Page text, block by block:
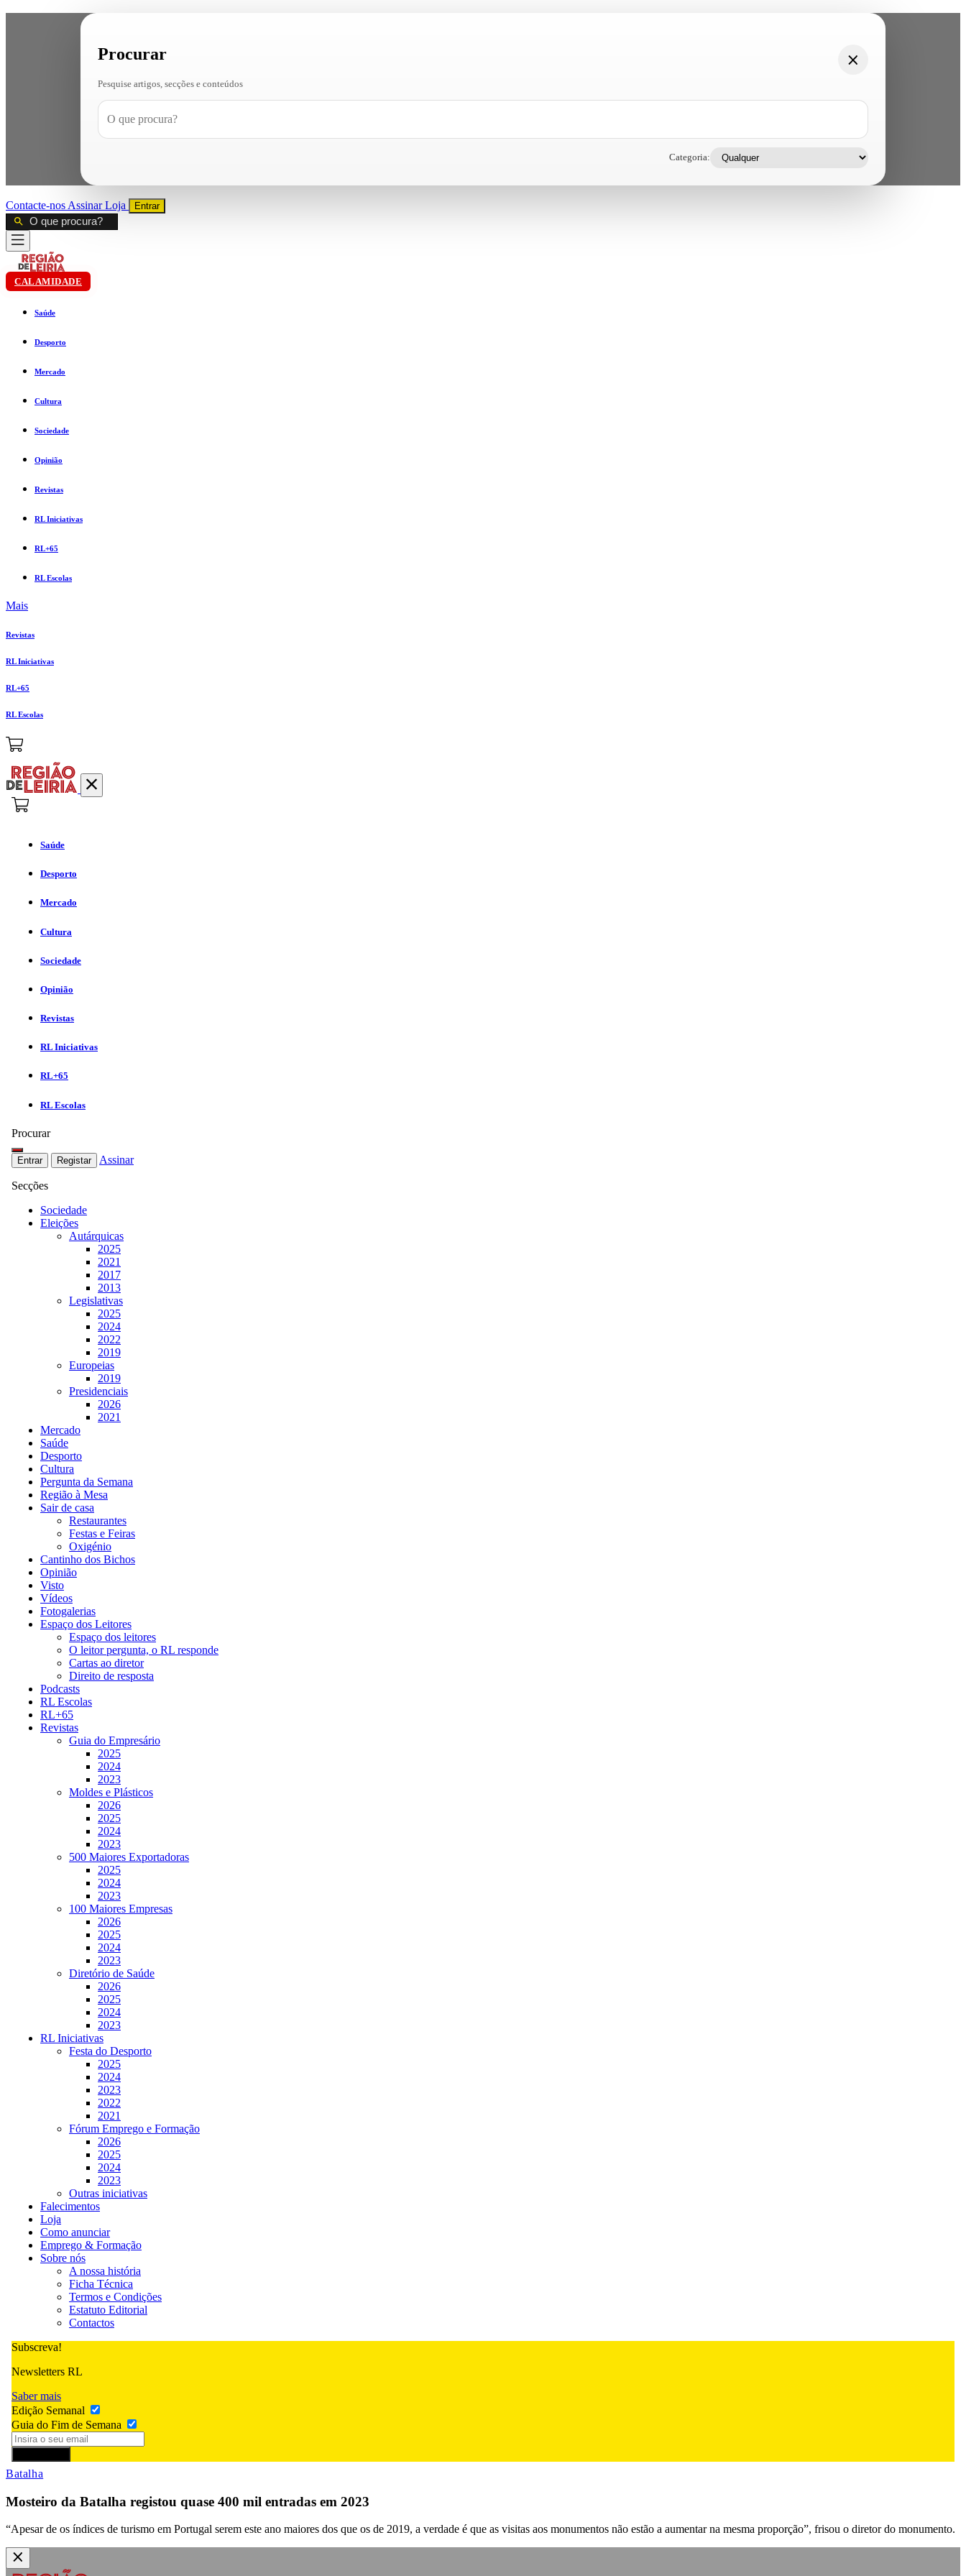
Procurar
Pesquise artigos, secções e conteúdos
Categoria:
Contacte-nos AssinarLoja Entrar
CALAMIDADE
Saúde
Desporto
Mercado
Cultura
Sociedade
Opinião
Revistas
RL Iniciativas
RL+65
RL Escolas
Mais
Revistas
RL Iniciativas
RL+65
RL Escolas
Saúde
Desporto
Mercado
Cultura
Sociedade
Opinião
Revistas
RL Iniciativas
RL+65
RL Escolas
Procurar
Entrar Registar Assinar
Secções
Sociedade
Eleições
Autárquicas
2025
2021
2017
2013
Legislativas
2025
2024
2022
2019
Europeias
2019
Presidenciais
2026
2021
Mercado
Saúde
Desporto
Cultura
Pergunta da Semana
Região à Mesa
Sair de casa
Restaurantes
Festas e Feiras
Oxigénio
Cantinho dos Bichos
Opinião
Visto
Vídeos
Fotogalerias
Espaço dos Leitores
Espaço dos leitores
O leitor pergunta, o RL responde
Cartas ao diretor
Direito de resposta
Podcasts
RL Escolas
RL+65
Revistas
Guia do Empresário
2025
2024
2023
Moldes e Plásticos
2026
2025
2024
2023
500 Maiores Exportadoras
2025
2024
2023
100 Maiores Empresas
2026
2025
2024
2023
Diretório de Saúde
2026
2025
2024
2023
RL Iniciativas
Festa do Desporto
2025
2024
2023
2022
2021
Fórum Emprego e Formação
2026
2025
2024
2023
Outras iniciativas
Falecimentos
Loja
Como anunciar
Emprego & Formação
Sobre nós
A nossa história
Ficha Técnica
Termos e Condições
Estatuto Editorial
Contactos
Subscreva!
Newsletters RL
Saber mais
Edição Semanal
Guia do Fim de Semana
Batalha
Mosteiro da Batalha registou quase 400 mil entradas em 2023
“Apesar de os índices de turismo em Portugal serem este ano maiores dos que os de 2019, a verdade é que as visitas aos monumentos não estão a aumentar na mesma proporção”, frisou o diretor do monumento.